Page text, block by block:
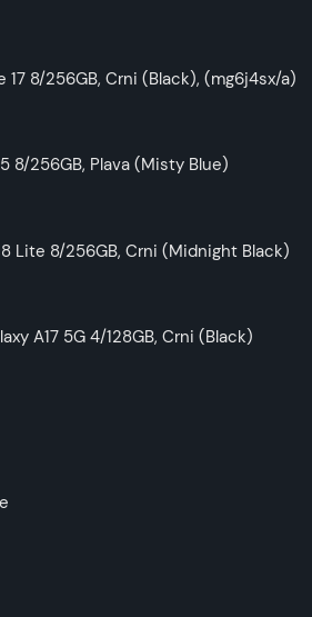
17 8/256GB, Crni (Black), (mg6j4sx/a)
8/256GB, Plava (Misty Blue)
Lite 8/256GB, Crni (Midnight Black)
A17 5G 4/128GB, Crni (Black)